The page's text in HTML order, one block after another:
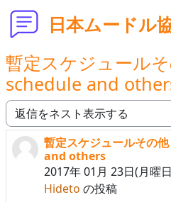
日本ムードル
暫定スケジュール
schedule and
表示モード
暫定スケジュールそ
and others
2017年 01月 23日(月曜
Hideto の投稿
返信数: 0